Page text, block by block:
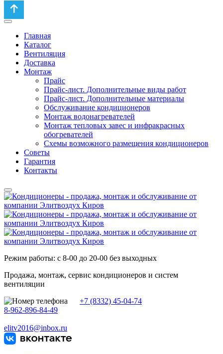
Главная
Каталог
Вентиляция
Доставка
Монтаж
Прайс
Прайс-лист. Дополнительные виды работ
Прайс-лист. Дополнительные материалы
Обслуживание кондиционеров
Монтаж водонагревателей
Монтаж тепловых завес и инфракрасных
обогревателей
Схемы возможного размещения кондиционеров
Советы
Гарантия
Контакты
Режим работы: с 8-00 до 20-00 без выходных
Продажа, монтаж, сервис кондиционеров и систем
вентиляции
+7 (8332) 45-04-74
8-962-896-84-49
elitv2016@inbox.ru